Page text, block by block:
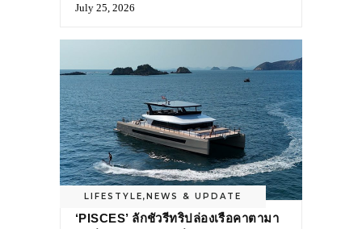
July 25, 2026
LIFESTYLE, NEWS & UPDATE
‘PISCES’ ลักชัวรีทริปล่องเรือคาตามา